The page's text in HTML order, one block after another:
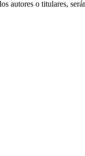
autores o titulares,